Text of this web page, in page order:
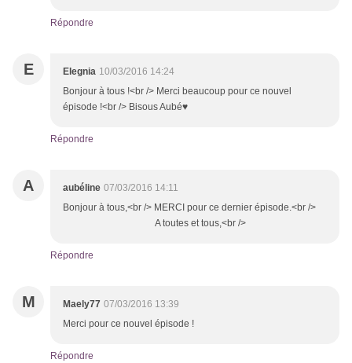
Répondre
E Elegnia 10/03/2016 14:24
Bonjour à tous !<br /> Merci beaucoup pour ce nouvel
épisode !<br /> Bisous Aubé♥
Répondre
A aubéline 07/03/2016 14:11
Bonjour à tous,<br /> MERCI pour ce dernier épisode.<br />
A toutes et tous,<br />
Répondre
M Maely77 07/03/2016 13:39
Merci pour ce nouvel épisode !
Répondre